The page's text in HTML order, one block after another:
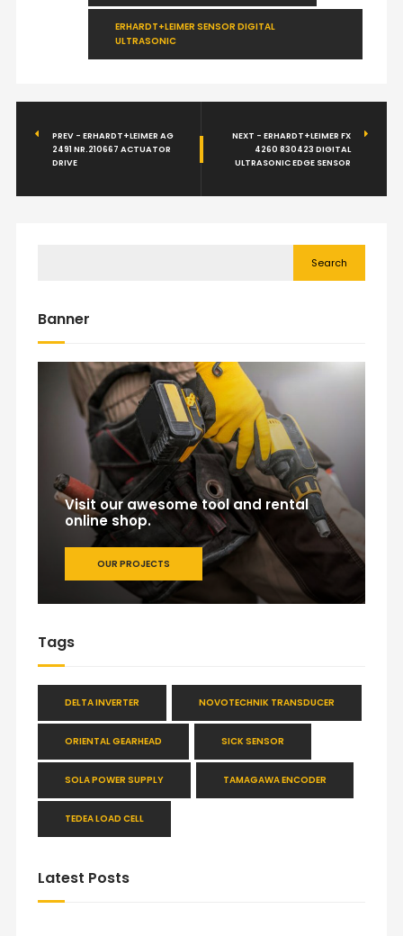
ERHARDT+LEIMER SENSOR DIGITAL
ULTRASONIC
PREV - ERHARDT+LEIMER AG
2491 NR.210667 ACTUATOR
DRIVE
NEXT - ERHARDT+LEIMER FX
4260 830423 DIGITAL
ULTRASONIC EDGE SENSOR
Search
Banner
Visit our awesome tool and rental
online shop.
OUR PROJECTS
Tags
DELTA INVERTER NOVOTECHNIK TRANSDUCER
ORIENTAL GEARHEAD SICK SENSOR
SOLA POWER SUPPLY TAMAGAWA ENCODER
TEDEA LOAD CELL
Latest Posts